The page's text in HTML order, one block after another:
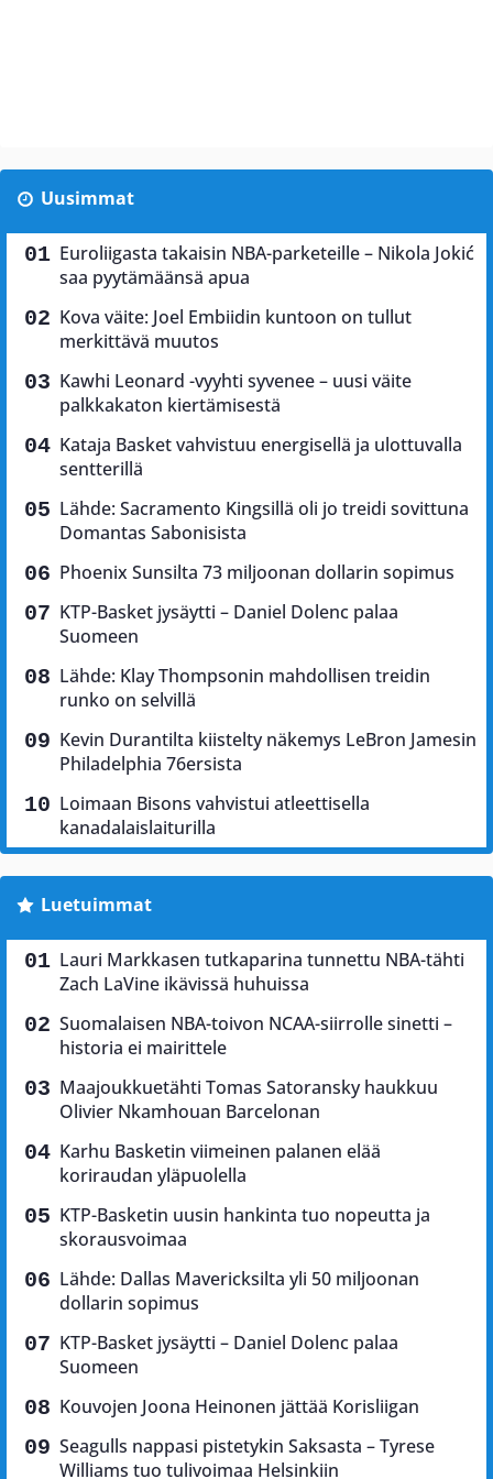
Uusimmat
Euroliigasta takaisin NBA-parketeille – Nikola Jokić
saa pyytämäänsä apua
Kova väite: Joel Embiidin kuntoon on tullut
merkittävä muutos
Kawhi Leonard -vyyhti syvenee – uusi väite
palkkakaton kiertämisestä
Kataja Basket vahvistuu energisellä ja ulottuvalla
sentterillä
Lähde: Sacramento Kingsillä oli jo treidi sovittuna
Domantas Sabonisista
Phoenix Sunsilta 73 miljoonan dollarin sopimus
KTP-Basket jysäytti – Daniel Dolenc palaa
Suomeen
Lähde: Klay Thompsonin mahdollisen treidin
runko on selvillä
Kevin Durantilta kiistelty näkemys LeBron Jamesin
Philadelphia 76ersista
Loimaan Bisons vahvistui atleettisella
kanadalaislaiturilla
Luetuimmat
Lauri Markkasen tutkaparina tunnettu NBA-tähti
Zach LaVine ikävissä huhuissa
Suomalaisen NBA-toivon NCAA-siirrolle sinetti –
historia ei mairittele
Maajoukkuetähti Tomas Satoransky haukkuu
Olivier Nkamhouan Barcelonan
Karhu Basketin viimeinen palanen elää
koriraudan yläpuolella
KTP-Basketin uusin hankinta tuo nopeutta ja
skorausvoimaa
Lähde: Dallas Mavericksilta yli 50 miljoonan
dollarin sopimus
KTP-Basket jysäytti – Daniel Dolenc palaa
Suomeen
Kouvojen Joona Heinonen jättää Korisliigan
Seagulls nappasi pistetykin Saksasta – Tyrese
Williams tuo tulivoimaa Helsinkiin